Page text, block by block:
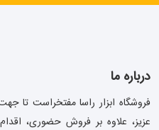
درباره ما
فروشگاه ابزار راسا مفتخراست تا
عزیز، علاوه بر فروش حضوری،